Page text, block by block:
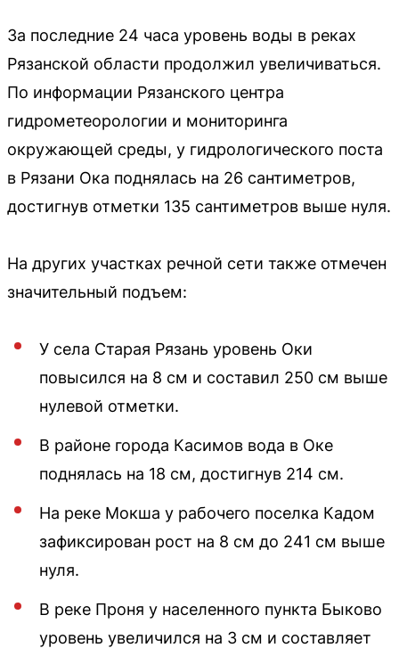
За последние 24 часа уровень воды в реках
Рязанской области продолжил увеличиваться.
По информации Рязанского центра
гидрометеорологии и мониторинга
окружающей среды, у гидрологического поста
в Рязани Ока поднялась на 26 сантиметров,
достигнув отметки 135 сантиметров выше нуля.
На других участках речной сети также отмечен
значительный подъем:
У села Старая Рязань уровень Оки
повысился на 8 см и составил 250 см выше
нулевой отметки.
В районе города Касимов вода в Оке
поднялась на 18 см, достигнув 214 см.
На реке Мокша у рабочего поселка Кадом
зафиксирован рост на 8 см до 241 см выше
нуля.
В реке Проня у населенного пункта Быково
уровень увеличился на 3 см и составляет